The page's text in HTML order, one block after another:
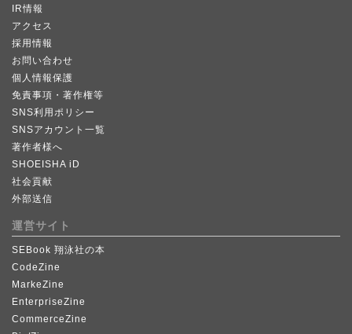
IR情報
アクセス
採用情報
お問い合わせ
個人情報保護
免責事項・著作権等
SNS利用ポリシー
SNSアカウント一覧
著作者様へ
SHOEISHA iD
社会貢献
外部送信
運営サイト
SEBook 翔泳社の本
CodeZine
MarkeZine
EnterpriseZine
CommerceZine